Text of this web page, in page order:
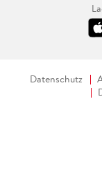
Datenschutz